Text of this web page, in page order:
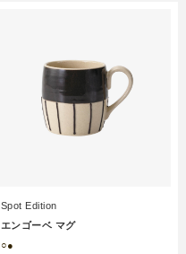
Spot Edition
エンゴーベ マグ
○●